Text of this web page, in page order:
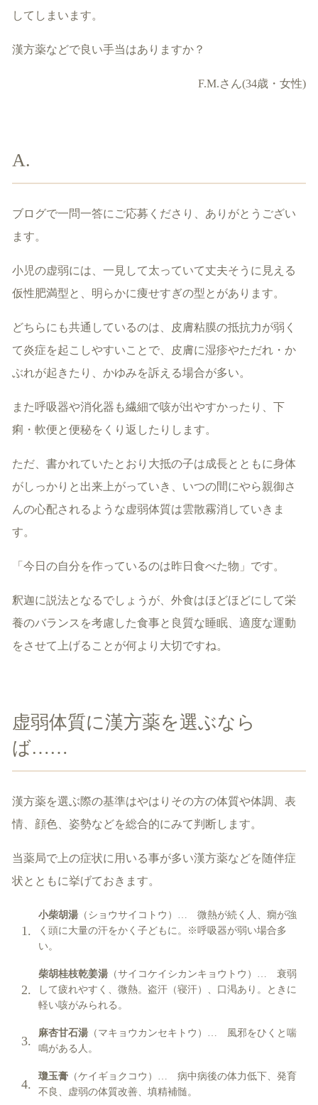
してしまいます。
漢方薬などで良い手当はありますか？
F.M.さん(34歳・女性)
A.
ブログで一問一答にご応募くださり、ありがとうござい
ます。
小児の虚弱には、一見して太っていて丈夫そうに見える
仮性肥満型と、明らかに痩せすぎの型とがあります。
どちらにも共通しているのは、皮膚粘膜の抵抗力が弱く
て炎症を起こしやすいことで、皮膚に湿疹やただれ・か
ぶれが起きたり、かゆみを訴える場合が多い。
また呼吸器や消化器も繊細で咳が出やすかったり、下
痢・軟便と便秘をくり返したりします。
ただ、書かれていたとおり大抵の子は成長とともに身体
がしっかりと出来上がっていき、いつの間にやら親御さ
んの心配されるような虚弱体質は雲散霧消していきま
す。
「今日の自分を作っているのは昨日食べた物」です。
釈迦に説法となるでしょうが、外食はほどほどにして栄
養のバランスを考慮した食事と良質な睡眠、適度な運動
をさせて上げることが何より大切ですね。
虚弱体質に漢方薬を選ぶなら
ば……
漢方薬を選ぶ際の基準はやはりその方の体質や体調、表
情、顔色、姿勢などを総合的にみて判断します。
当薬局で上の症状に用いる事が多い漢方薬などを随伴症
状とともに挙げておきます。
小柴胡湯（ショウサイコトウ）… 微熱が続く人、癇が強
く頭に大量の汗をかく子どもに。※呼吸器が弱い場合多
い。
柴胡桂枝乾姜湯（サイコケイシカンキョウトウ）… 衰弱
して疲れやすく、微熱。盗汗（寝汗）、口渇あり。ときに
軽い咳がみられる。
麻杏甘石湯（マキョウカンセキトウ）… 風邪をひくと喘
鳴がある人。
瓊玉膏（ケイギョクコウ）… 病中病後の体力低下、発育
不良、虚弱の体質改善、填精補髄。